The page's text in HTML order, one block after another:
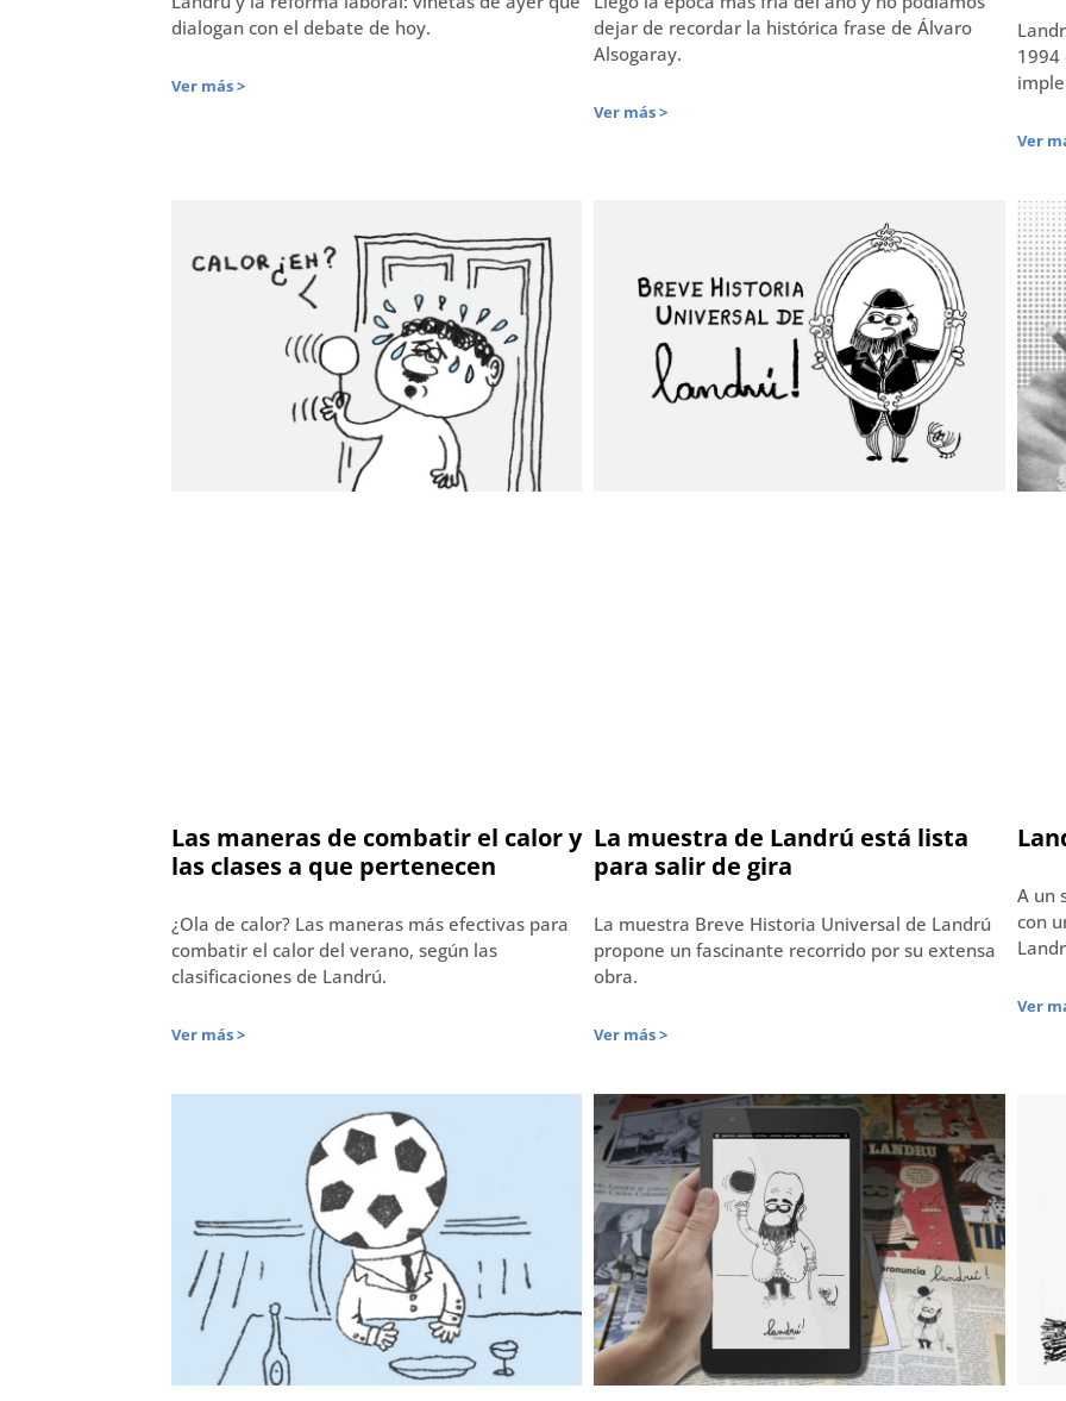
dialogan con el debate de hoy.
Ver más >
dejar de recordar la histórica frase de Álvaro
Alsogaray.
Ver más >
1994
Ver
Las maneras de combatir el calor y
las clases a que pertenecen
¿Ola de calor? Las maneras más efectivas para
combatir el calor del verano, según las
clasificaciones de Landrú.
Ver más >
La muestra de Landrú está lista
para salir de gira
La muestra Breve Historia Universal de Landrú
propone un fascinante recorrido por su extensa
obra.
Ver más >
A un
con
Ver